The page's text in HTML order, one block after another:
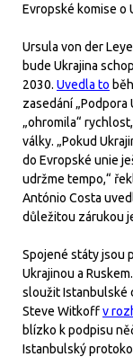
Evropské komise o
Ursula von der
bude Ukrajina
2030. Uvedla to
zasedání „Podpora
„ohromila“
války. „Pokud
do Evropské unie
udržme tempo,“
António Costa
důležitou zárukou
Spojené státy jsou
Ukrajinou a
sloužit Istanbulské
Steve Witkoffv
blízko k podpisu
Istanbulský